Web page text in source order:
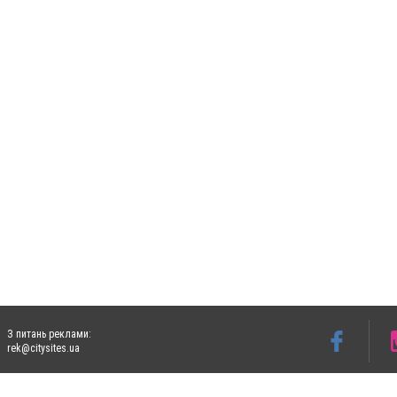
З питань реклами:
rek@citysites.ua